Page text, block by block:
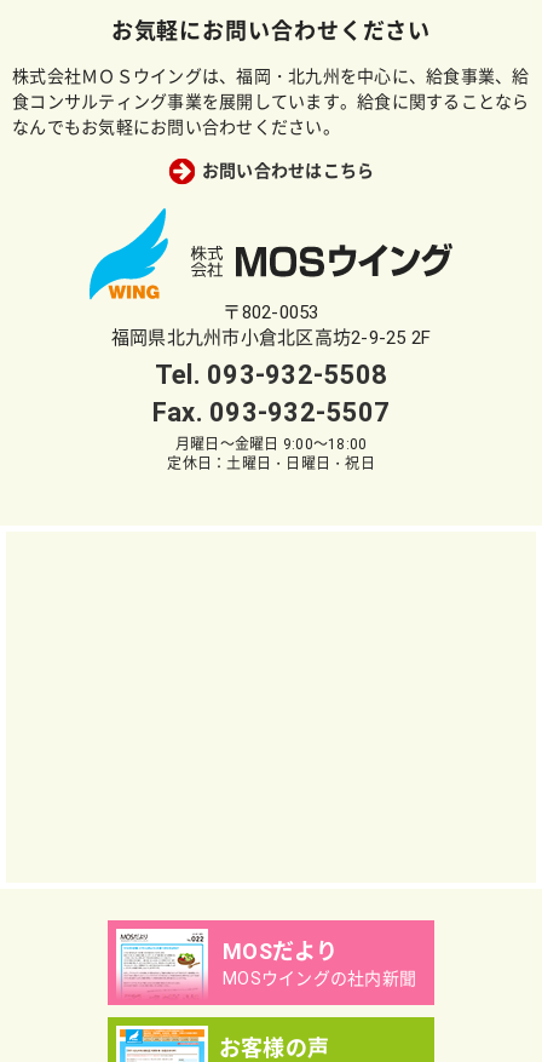
お気軽にお問い合わせください
株式会社ＭＯＳウイングは、福岡・北九州を中心に、給食事業、給
食コンサルティング事業を展開しています。給食に関することなら
なんでもお気軽にお問い合わせください。
お問い合わせはこちら
〒802-0053
福岡県北九州市小倉北区高坊2-9-25 2F
Tel. 093-932-5508
Fax. 093-932-5507
月曜日～金曜日 9:00～18:00
定休日：土曜日・日曜日・祝日
MOSだより
MOSウイングの社内新聞
お客様の声